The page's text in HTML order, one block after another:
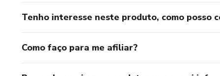
Tenho interesse neste produto, como posso
Como faço para me afiliar?